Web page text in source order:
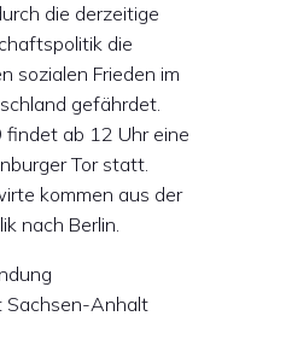
die derzeitige
die
sozialen Frieden im
gefährdet.
ab 12 Uhr eine
Tor statt.
kommen aus der
nach Berlin.
Sachsen-Anhalt